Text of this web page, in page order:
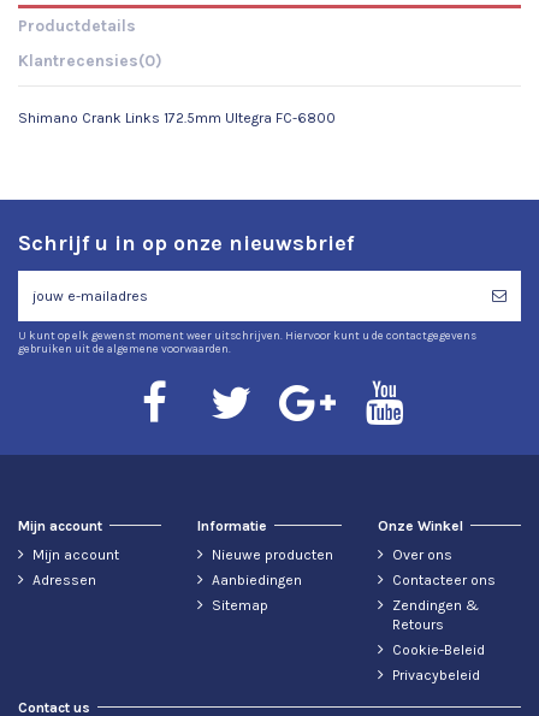
Productdetails
Klantrecensies(0)
Shimano Crank Links 172.5mm Ultegra FC-6800
Schrijf u in op onze nieuwsbrief
U kunt op elk gewenst moment weer uitschrijven. Hiervoor kunt u de contactgegevens
gebruiken uit de algemene voorwaarden.
Mijn account
Mijn account
Adressen
Informatie
Nieuwe producten
Aanbiedingen
Sitemap
Onze Winkel
Over ons
Contacteer ons
Zendingen &
Retours
Cookie-Beleid
Privacybeleid
Contact us